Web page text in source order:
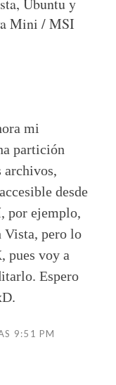
Ubuntu y
Mini / MSI
mi
partición
archivos,
desde
por ejemplo,
Vista, pero lo
pues voy a
Espero
9:51 PM